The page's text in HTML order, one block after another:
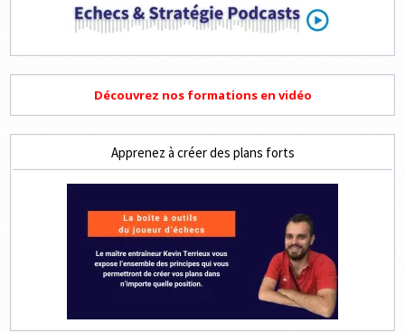
Découvrez nos formations en vidéo
Apprenez à créer des plans forts